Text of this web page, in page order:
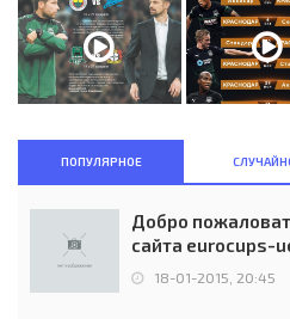
ПОПУЛЯРНОЕ
Добро
сайта eurocups-
18-01-2015, 20:45